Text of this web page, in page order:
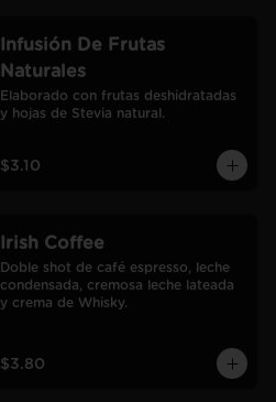
Infusión De Frutas
Naturales
Elaborado con frutas deshidratadas
y hojas de Stevia natural.
$3.10
Irish Coffee
Doble shot de café espresso, leche
condensada, cremosa leche lateada
y crema de Whisky.
$3.80